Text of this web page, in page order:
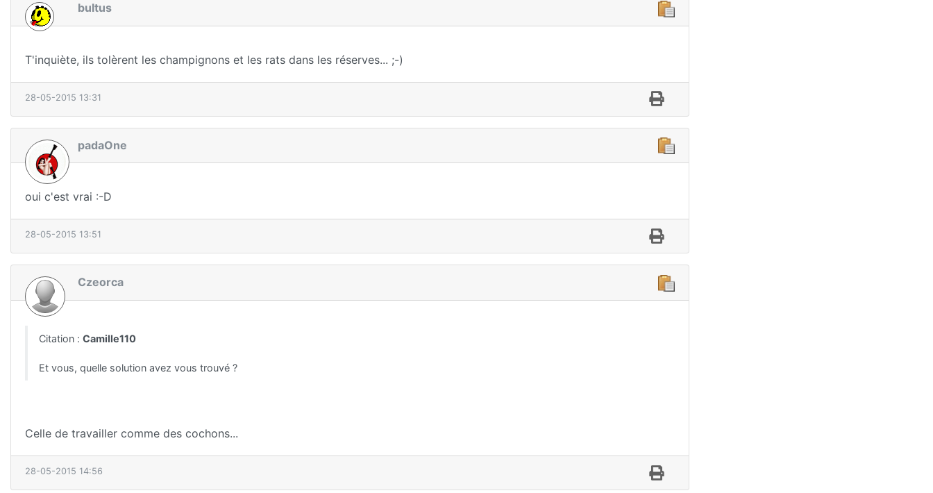
bultus
T'inquiète, ils tolèrent les champignons et les rats dans les réserves... ;-)
28-05-2015 13:31
padaOne
oui c'est vrai :-D
28-05-2015 13:51
Czeorca
Citation : Camille110
Et vous, quelle solution avez vous trouvé ?
Celle de travailler comme des cochons...
28-05-2015 14:56